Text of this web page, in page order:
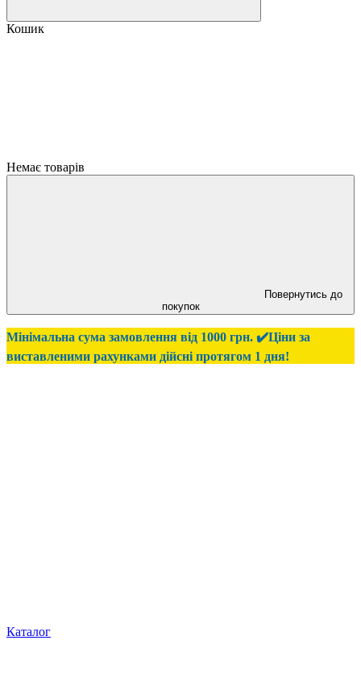
Кошик
Немає товарів
Повернутись до
покупок
Мінімальна сума замовлення від 1000 грн. ✔️Ціни за
виставленими рахунками дійсні протягом 1 дня!
Каталог